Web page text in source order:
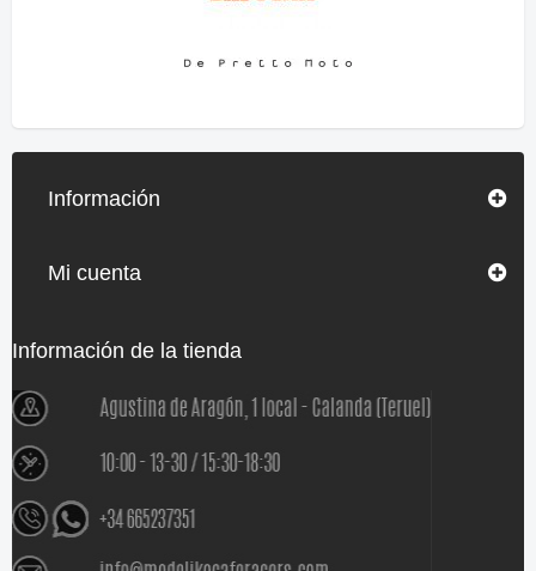
Información
Mi cuenta
Información de la tienda